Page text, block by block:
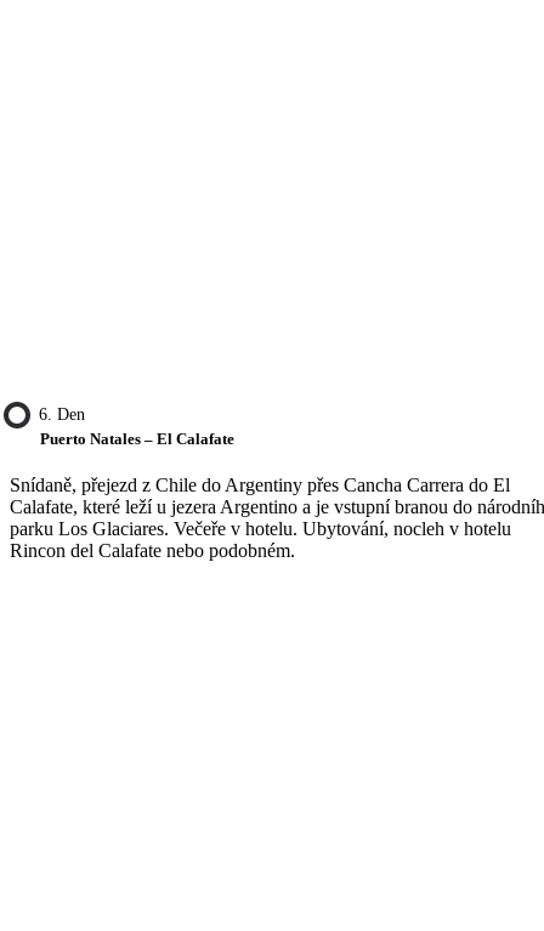
6. Den
Puerto Natales – El Calafate
Snídaně, přejezd z Chile do Argentiny přes Cancha Carrera do El
Calafate, které leží u jezera Argentino a je vstupní branou do
parku Los Glaciares. Večeře v hotelu. Ubytování, nocleh v hotelu
Rincon del Calafate nebo podobném.